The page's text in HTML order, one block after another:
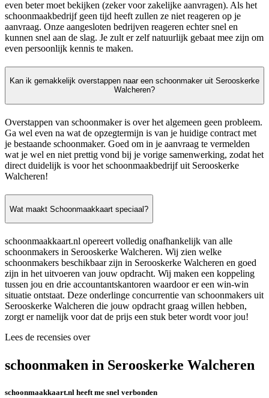
even beter moet bekijken (zeker voor zakelijke aanvragen). Als het
schoonmaakbedrijf geen tijd heeft zullen ze niet reageren op je
aanvraag. Onze aangesloten bedrijven reageren echter snel en
kunnen snel aan de slag. Je zult er zelf natuurlijk gebaat mee zijn om
even persoonlijk kennis te maken.
Kan ik gemakkelijk overstappen naar een schoonmaker uit Serooskerke
Walcheren?
Overstappen van schoonmaker is over het algemeen geen probleem.
Ga wel even na wat de opzegtermijn is van je huidige contract met
je bestaande schoonmaker. Goed om in je aanvraag te vermelden
wat je wel en niet prettig vond bij je vorige samenwerking, zodat het
direct duidelijk is voor het schoonmaakbedrijf uit Serooskerke
Walcheren!
Wat maakt Schoonmaakkaart speciaal?
schoonmaakkaart.nl opereert volledig onafhankelijk van alle
schoonmakers in Serooskerke Walcheren. Wij zien welke
schoonmakers beschikbaar zijn in Serooskerke Walcheren en goed
zijn in het uitvoeren van jouw opdracht. Wij maken een koppeling
tussen jou en drie accountantskantoren waardoor er een win-win
situatie ontstaat. Deze onderlinge concurrentie van schoonmakers uit
Serooskerke Walcheren die jouw opdracht graag willen hebben,
zorgt er namelijk voor dat de prijs een stuk beter wordt voor jou!
Lees de recensies over
schoonmaken in Serooskerke Walcheren
schoonmaakkaart.nl heeft me snel verbonden